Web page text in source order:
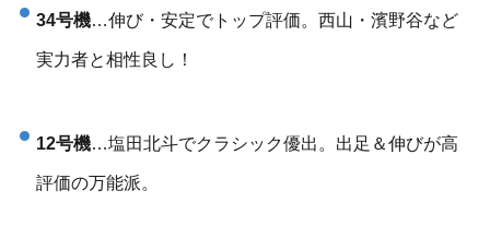
34号機…伸び・安定でトップ評価。西山・濱野谷など
実力者と相性良し！
12号機…塩田北斗でクラシック優出。出足＆伸びが高
評価の万能派。